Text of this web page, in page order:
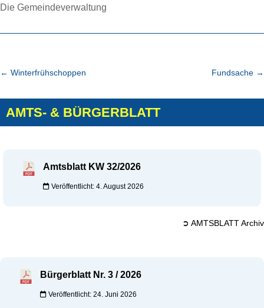
Die Gemeindeverwaltung
← Winterfrühschoppen Fundsache →
AMTS- & BÜRGERBLATT
Amtsblatt KW 32/2026
Veröffentlicht: 4. August 2026
➲ AMTSBLATT Archiv
Bürgerblatt Nr. 3 / 2026
Veröffentlicht: 24. Juni 2026